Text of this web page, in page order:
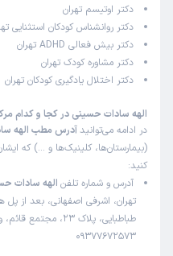
دکتر اوتیسم تهران
دکتر روانشناس کودکان استثنایی
دکتر بیش فعالی ADHD تهران
دکتر مشاوره کودک تهران
دکتر اختلال یادگیری کودکان تهران
الهه سادات حسینی در کجا و کدام
در ادامه می‌توانید آدرس مطب الهه
(بیمارستان‌ها، کلینیک‌ها و …) که
کنید:
آدرس و شماره تلفن الهه سادات
تهران، اشرفی اصفهانی، بعد از
09377672573